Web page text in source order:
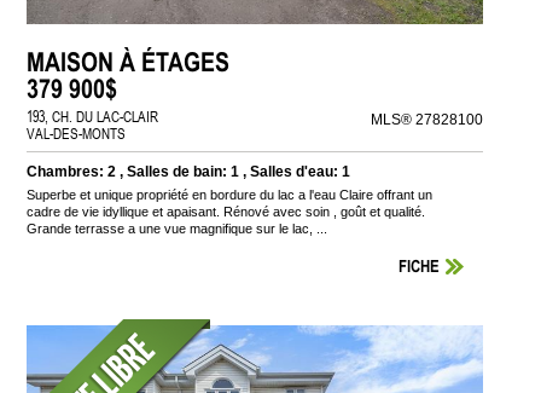
MAISON À ÉTAGES
379 900$
193, CH. DU LAC-CLAIR
VAL-DES-MONTS
MLS® 27828100
Chambres: 2 , Salles de bain: 1 , Salles d'eau: 1
Superbe et unique propriété en bordure du lac a l'eau Claire offrant un
cadre de vie idyllique et apaisant. Rénové avec soin , goût et qualité.
Grande terrasse a une vue magnifique sur le lac, ...
FICHE